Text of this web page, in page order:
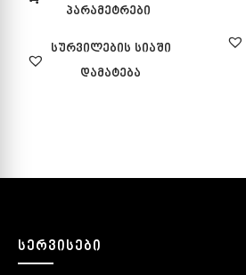
პარამეტრები
სურვილების სიაში
დამატება
ᲡᲔᲠᲕᲘᲡᲔᲑᲘ